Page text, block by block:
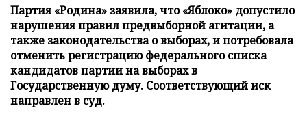
Партия «Родина» заявила, что «Яблоко» допустило
нарушения правил предвыборной агитации, а
также законодательства о выборах, и потребовала
отменить регистрацию федерального списка
кандидатов партии на выборах в
Государственную думу. Соответствующий иск
направлен в суд.